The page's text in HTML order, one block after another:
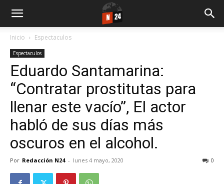
Inicio Espectaculos
Espectaculos
Eduardo Santamarina:
“Contratar prostitutas para
llenar este vacío”, El actor
habló de sus días más
oscuros en el alcohol.
Por Redacción N24 - lunes 4 mayo, 2020 0